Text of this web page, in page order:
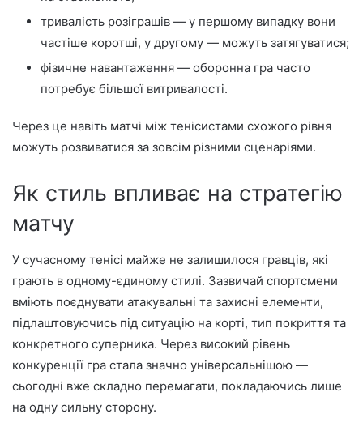
тривалість розіграшів — у першому випадку вони
частіше коротші, у другому — можуть затягуватися;
фізичне навантаження — оборонна гра часто
потребує більшої витривалості.
Через це навіть матчі між тенісистами схожого рівня
можуть розвиватися за зовсім різними сценаріями.
Як стиль впливає на стратегію
матчу
У сучасному тенісі майже не залишилося гравців, які
грають в одному-єдиному стилі. Зазвичай спортсмени
вміють поєднувати атакувальні та захисні елементи,
підлаштовуючись під ситуацію на корті, тип покриття та
конкретного суперника. Через високий рівень
конкуренції гра стала значно універсальнішою —
сьогодні вже складно перемагати, покладаючись лише
на одну сильну сторону.